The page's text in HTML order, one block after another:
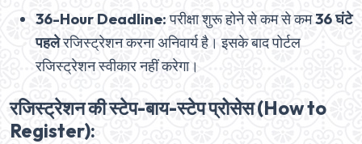
36-Hour Deadline:परीक्षा शुरू होने से कम से कम36 घंटे
पहलेरजिस्ट्रेशन करना अनिवार्य है। इसके बाद पोर्टल
रजिस्ट्रेशन स्वीकार नहीं करेगा।
रजिस्ट्रेशन की स्टेप-बाय-स्टेप प्रोसेस (How to
Register):